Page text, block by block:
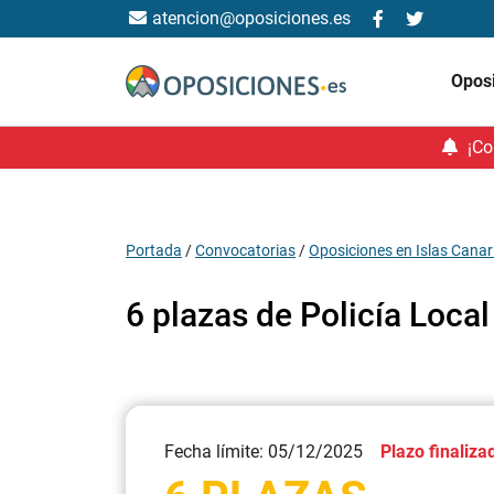
atencion@oposiciones.es
Portada /Convocatorias /Oposiciones en Islas
6 plazas de Policía
Fecha límite: 05/12/2025 Plazo